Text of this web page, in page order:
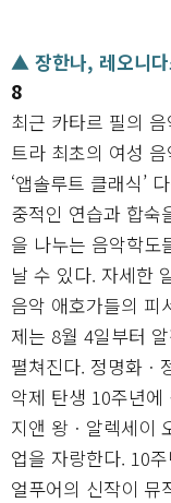
▲ 장한나, 레오니
8
최근 카타르 필의
트라 최초의 여성
‘앱솔루트 클래식’
중적인 연습과 합숙
을 나누는 음악학도
날 수 있다. 자세한
음악 애호가들의 피
제는 8월 4일부터
펼쳐진다. 정명화ㆍ
악제 탄생 10주년에
지앤 왕ㆍ알렉세이
업을 자랑한다. 10
얼푸어의 신작이 뮤